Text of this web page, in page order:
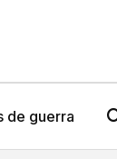
de guerra